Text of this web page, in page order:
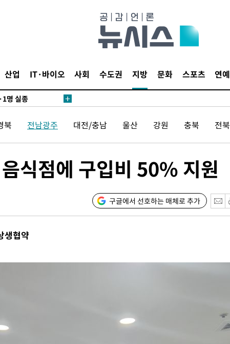
산업 IT·바이오 사회 수도권 지방 문화 스포츠 연예
락 붕괴
일전
대야 계속[다음
걱정 안겨드려 죄
한 비'[내일날씨]
의주의보
돌파
락 붕괴
1.3억원
일전
정 안겨드려 죄
북 전남광주 대전/충남 울산 강원 충북 전북
식점에 구입비 50% 지원
구글에서 선호하는 매체로 추가
생협약